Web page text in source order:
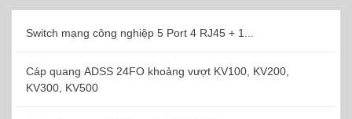
Switch mạng công nghiệp 5 Port 4 RJ45 + 1...
Cáp quang ADSS 24FO khoảng vượt KV100, KV200,
KV300, KV500